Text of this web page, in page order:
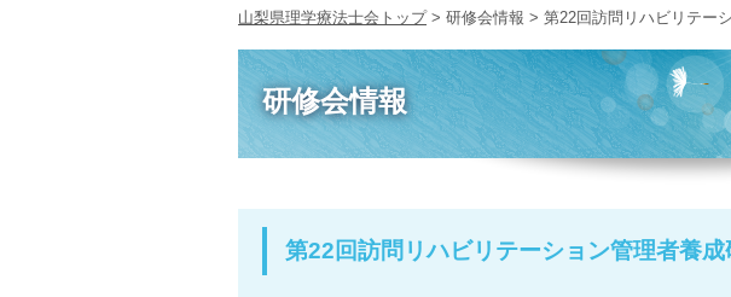
山梨県理学療法士会トップ> 研修会情報 > 第22回訪問リハビリテー
研修会情報
第22回訪問リハビリテーション​管理者養